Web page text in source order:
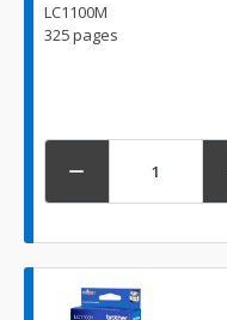
LC1100M
325 pages
